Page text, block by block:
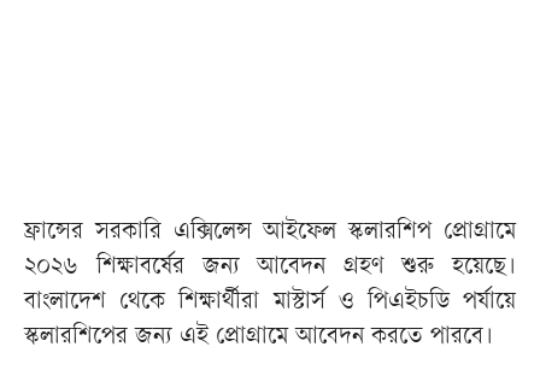
ফ্রান্সের সরকারি এক্সিলেন্স আইফেল স্কলারশিপ প্রোগ্রামে
২০২৬ শিক্ষাবর্ষের জন্য আবেদন গ্রহণ শুরু হয়েছে।
বাংলাদেশ থেকে শিক্ষার্থীরা মাস্টার্স ও পিএইচডি পর্যায়ে
স্কলারশিপের জন্য এই প্রোগ্রামে আবেদন করতে পারবে।